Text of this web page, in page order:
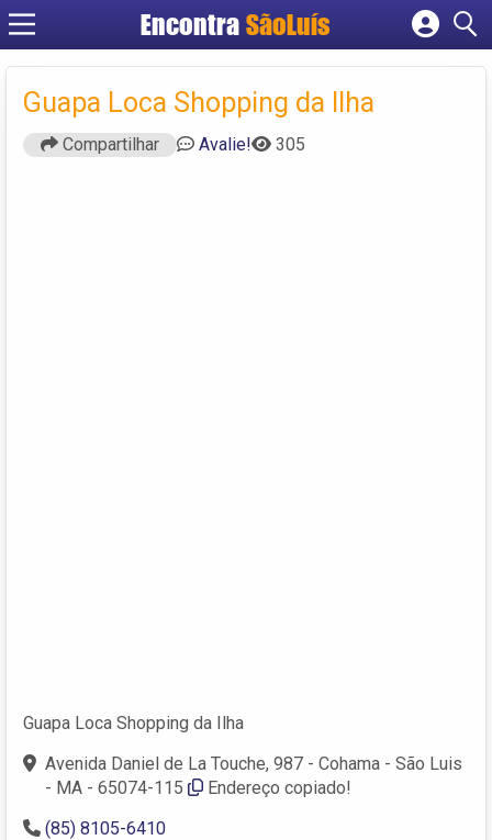
Encontra SãoLuís
Cadastrar empresa
Criar conta
Guapa Loca Shopping da Ilha
Compartilhar Avalie! 305
Guapa Loca Shopping da Ilha
Avenida Daniel de La Touche, 987 - Cohama - São Luis
- MA - 65074-115
Endereço copiado!
(85) 8105-6410